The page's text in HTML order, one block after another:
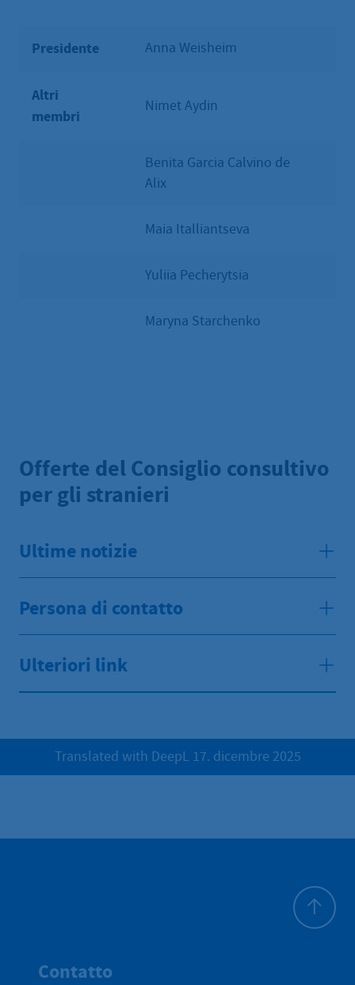
Presidente Anna Weisheim
Altri
membri
Nimet Aydin
Benita Garcia Calvino de
Alix
Maia Italliantseva
Yuliia Pecherytsia
Maryna Starchenko
Offerte del Consiglio consultivo
per gli stranieri
Ultime notizie
Persona di contatto
Ulteriori link
Translated with DeepL 17. dicembre 2025
Contatto